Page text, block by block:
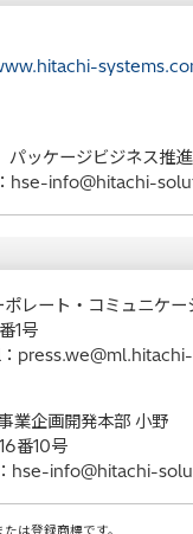
ッケージビジネス推
info@hitachi-
レート・コミュニケ
1号
業企画開発本部 小野
番10号
info@hitachi-
は登録商標です。